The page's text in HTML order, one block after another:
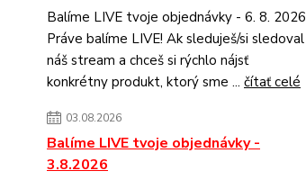
Balíme LIVE tvoje objednávky - 6. 8. 2026
Práve balíme LIVE! Ak sleduješ/si sledoval
náš stream a chceš si rýchlo nájsť
konkrétny produkt, ktorý sme ... čítať celé
03.08.2026
Balíme LIVE tvoje objednávky -
3.8.2026